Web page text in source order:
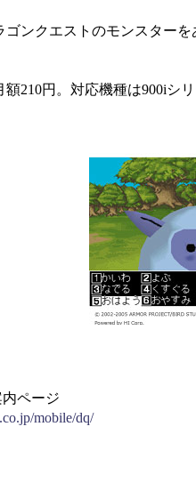
ンクエストのモンスター
210円。対応機種は900iシ
ページ
mobile/dq/